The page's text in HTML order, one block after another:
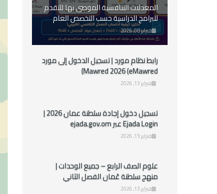
المعدلات التنافسية الموصى بها للتقدم
للبرامج الدراسية حسب التخصص العام
2026
فبراير 08, 2026
رابط نظام مورد | تسجيل الدخول إلى مورد
Mawred 2026 (eMawred)
فبراير 13, 2026
تسجيل دخول إجادة سلطنة عمان 2026 |
Ejada Login عبر ejada.gov.om
فبراير 13, 2026
علوم الصف الرابع – جميع الوحدات |
منهج سلطنة عُمان الفصل الثاني
فبراير 13, 2026